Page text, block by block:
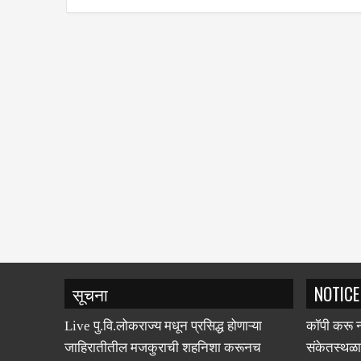
सूचना
Live पु.वि.लोकराज्य मधून प्रसिद्ध होणाऱ्या
जाहिरातीतील मजकुराची शहनिशा करूनच
NOTICE
कॉपी करू